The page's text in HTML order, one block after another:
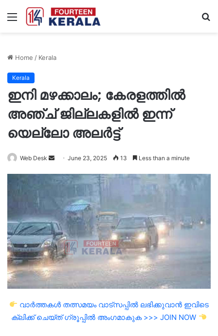
Menu
Home / Kerala
Kerala
ഇനി മഴക്കാലം; കേരളത്തിൽ
അഞ്ച് ജില്ലകളിൽ ഇന്ന്
യെല്ലോ അലർട്ട്
Web Desk
Send
email
June 23, 2025 13 Less than a minute
വാർത്തകൾ തത്സമയം വാട്സപ്പിൽ ലഭിക്കുവാൻ ഇവിടെ
ക്ലിക്ക് ചെയ്ത് ഗ്രൂപ്പിൽ അംഗമാകുക >>> JOIN NOW